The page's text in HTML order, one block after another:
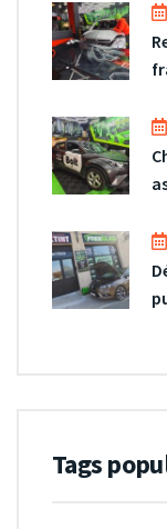
Tags